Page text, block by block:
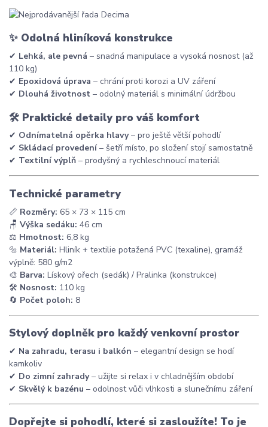
✨ Odolná hliníková konstrukce
✔ Lehká, ale pevná – snadná manipulace a vysoká nosnost (až
110 kg)
✔ Epoxidová úprava – chrání proti korozi a UV záření
✔ Dlouhá životnost – odolný materiál s minimální údržbou
🛠 Praktické detaily pro váš komfort
✔ Odnímatelná opěrka hlavy– pro ještě větší pohodlí
✔ Skládací provedení– šetří místo, po složení stojí samostatně
✔ Textilní výplň – prodyšný a rychleschnoucí materiál
Technické parametry
📏 Rozměry: 65 × 73 × 115 cm
🪑 Výška sedáku: 46 cm
⚖ Hmotnost: 6,8 kg
🔩 Materiál: Hliník + textilie potažená PVC (texaline), gramáž
výplně: 580 g/m2
🎨 Barva: Lískový ořech (sedák) / Pralinka (konstrukce)
🛠 Nosnost: 110 kg
🔄 Počet poloh: 8
Stylový doplněk pro každý venkovní prostor
✔ Na zahradu, terasu i balkón – elegantní design se hodí
kamkoliv
✔ Do zimní zahrady– užijte si relax i v chladnějším období
✔ Skvělý k bazénu – odolnost vůči vlhkosti a slunečnímu záření
Dopřejte si pohodlí, které si zasloužíte! To je